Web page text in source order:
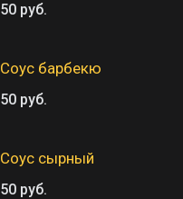
50 руб.
Соус барбекю
50 руб.
Соус сырный
50 руб.